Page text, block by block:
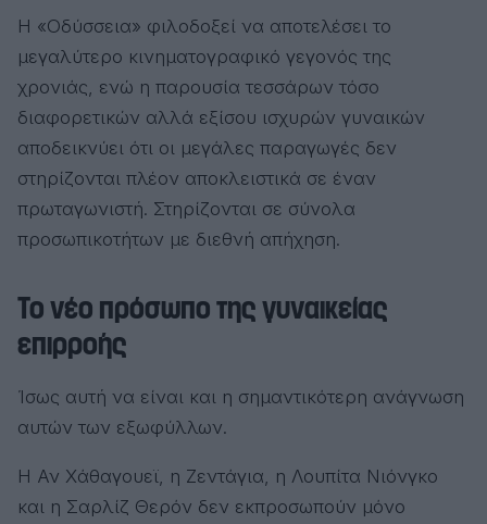
Η «Οδύσσεια» φιλοδοξεί να αποτελέσει το
μεγαλύτερο κινηματογραφικό γεγονός της
χρονιάς, ενώ η παρουσία τεσσάρων τόσο
διαφορετικών αλλά εξίσου ισχυρών γυναικών
αποδεικνύει ότι οι μεγάλες παραγωγές δεν
στηρίζονται πλέον αποκλειστικά σε έναν
πρωταγωνιστή. Στηρίζονται σε σύνολα
προσωπικοτήτων με διεθνή απήχηση.
Το νέο πρόσωπο της γυναικείας
επιρροής
Ίσως αυτή να είναι και η σημαντικότερη ανάγνωση
αυτών των εξωφύλλων.
Η Αν Χάθαγουεϊ, η Ζεντάγια, η Λουπίτα Νιόνγκο
και η Σαρλίζ Θερόν δεν εκπροσωπούν μόνο